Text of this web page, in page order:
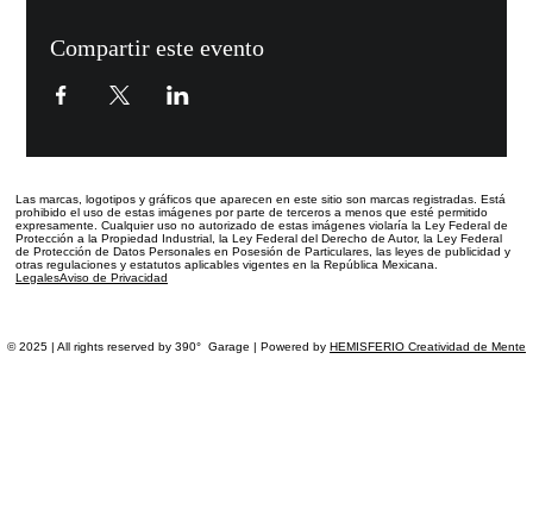
Compartir este evento
Las marcas, logotipos y gráficos que aparecen en este sitioson marcas registradas. Está
prohibido el uso de estas imágenes por parte de terceros a menos que esté permitido
expresamente. Cualquier uso no autorizado de estas imágenes violaría la Ley Federal de
Protección a la Propiedad Industrial, la Ley Federal del Derecho de Autor, la Ley Federal
de Protección de Datos Personales en Posesión de Particulares, las leyes de publicidad y
otras regulaciones y estatutos aplicables vigentes en la República Mexicana.
LegalesAviso de Privacidad
© 2025 | All rights reserved by 390° Garage | Powered by HEMISFERIO Creatividad de Mente